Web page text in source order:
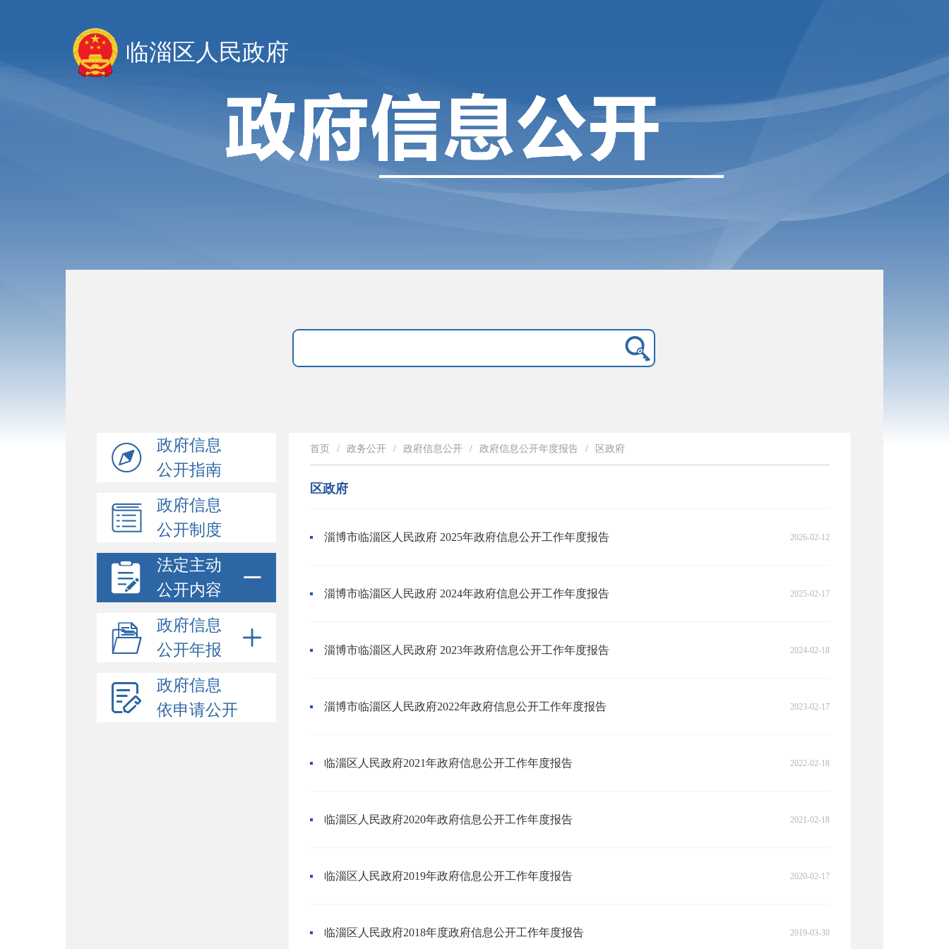
临淄区人民政府
政府信息
公开指南
政府信息
公开制度
法定主动
公开内容
政府信息
公开年报
政府信息
依申请公开
首页 / 政务公开 / 政府信息公开 / 政府信息公开年度报告 / 区政府
区政府
淄博市临淄区人民政府 2025年政府信息公开工作年度报告 2026-02-12
淄博市临淄区人民政府 2024年政府信息公开工作年度报告 2025-02-17
淄博市临淄区人民政府 2023年政府信息公开工作年度报告 2024-02-18
淄博市临淄区人民政府2022年政府信息公开工作年度报告 2023-02-17
临淄区人民政府2021年政府信息公开工作年度报告 2022-02-18
临淄区人民政府2020年政府信息公开工作年度报告 2021-02-18
临淄区人民政府2019年政府信息公开工作年度报告 2020-02-17
临淄区人民政府2018年度政府信息公开工作年度报告 2019-03-30